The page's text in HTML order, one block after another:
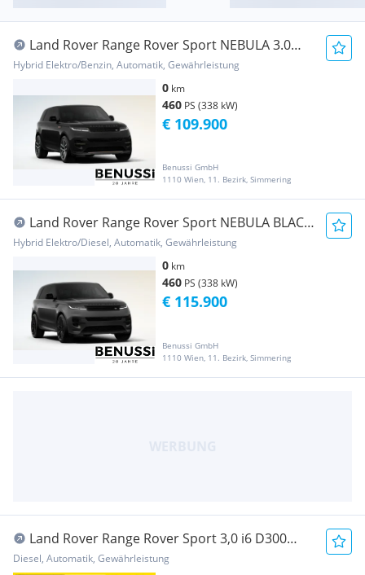
Land Rover Range Rover Sport NEBULA 3.0
PHEV 460PS
Hybrid Elektro/Benzin, Automatik, Gewährleistung
0 km
460 PS (338 kW)
Benussi GmbH
1110 Wien, 11. Bezirk, Simmering
€ 109.900
Land Rover Range Rover Sport NEBULA BLACK
3.0 PHEV 460PS
Hybrid Elektro/Diesel, Automatik, Gewährleistung
0 km
460 PS (338 kW)
Benussi GmbH
1110 Wien, 11. Bezirk, Simmering
€ 115.900
Land Rover Range Rover Sport 3,0 i6 D300
MHEV AWD HSE Aut....
Diesel, Automatik, Gewährleistung